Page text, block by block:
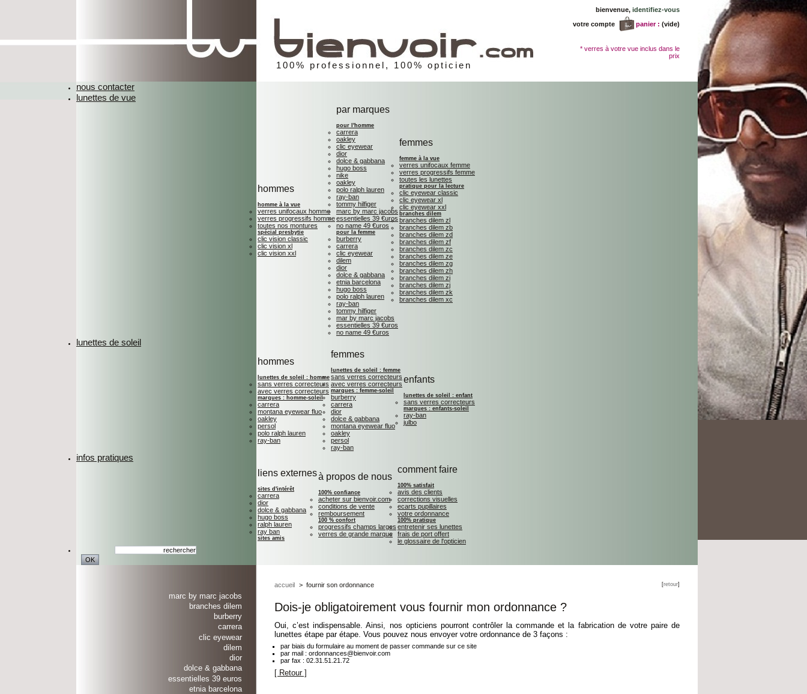
100% professionnel, 100% opticien
* verres à votre vue inclus dans le
prix
bienvenue, identifiez-vous
panier : (vide)
votre compte
nous contacter
lunettes de vue
hommes
homme à la vue
verres unifocaux homme
verres progressifs homme
toutes nos montures
spécial presbytie
clic vision classic
clic vision xl
clic vision xxl
par marques
pour l'homme
carrera
oakley
clic eyewear
dior
dolce & gabbana
hugo boss
nike
oakley
polo ralph lauren
ray-ban
tommy hilfiger
marc by marc jacobs
essentielles 39 €uros
no name 49 €uros
pour la femme
burberry
carrera
clic eyewear
dilem
dior
dolce & gabbana
etnia barcelona
hugo boss
polo ralph lauren
ray-ban
tommy hilfiger
mar by marc jacobs
essentielles 39 €uros
no name 49 €uros
femmes
femme à la vue
verres unifocaux femme
verres progressifs femme
toutes les lunettes
pratique pour la lecture
clic eyewear classic
clic eyewear xl
clic eyewear xxl
branches dilem
branches dilem zl
branches dilem zb
branches dilem zd
branches dilem zf
branches dilem zc
branches dilem ze
branches dilem zg
branches dilem zh
branches dilem zi
branches dilem zj
branches dilem zk
branches dilem xc
lunettes de soleil
hommes
lunettes de soleil : homme
sans verres correcteurs
avec verres correcteurs
marques : homme-soleil
carrera
montana eyewear fluo
oakley
persol
polo ralph lauren
ray-ban
femmes
lunettes de soleil : femme
sans verres correcteurs
avec verres correcteurs
marques : femme-soleil
burberry
carrera
dior
dolce & gabbana
montana eyewear fluo
oakley
persol
ray-ban
enfants
lunettes de soleil : enfant
sans verres correcteurs
marques : enfants-soleil
ray-ban
julbo
infos pratiques
liens externes
sites d'intérêt
carrera
dior
dolce & gabbana
hugo boss
ralph lauren
ray ban
sites amis
à propos de nous
100% confiance
acheter sur bienvoir.com
conditions de vente
remboursement
100 % confort
progressifs champs larges
verres de grande marque
comment faire
100% satisfait
avis des clients
corrections visuelles
ecarts pupillaires
votre ordonnance
100% pratique
entretenir ses lunettes
frais de port offert
le glossaire de l'opticien
marc by marc jacobs
branches dilem
burberry
carrera
clic eyewear
dilem
dior
dolce & gabbana
essentielles 39 euros
etnia barcelona
accueil > fournir son ordonnance [retour]
Dois-je obligatoirement vous fournir mon ordonnance ?
Oui, c’est indispensable. Ainsi, nos opticiens pourront contrôler la commande et la fabrication de votre paire de
lunettes étape par étape. Vous pouvez nous envoyer votre ordonnance de 3 façons :
par biais du formulaire au moment de passer commande sur ce site
par mail : ordonnances@bienvoir.com
par fax : 02.31.51.21.72
[ Retour ]